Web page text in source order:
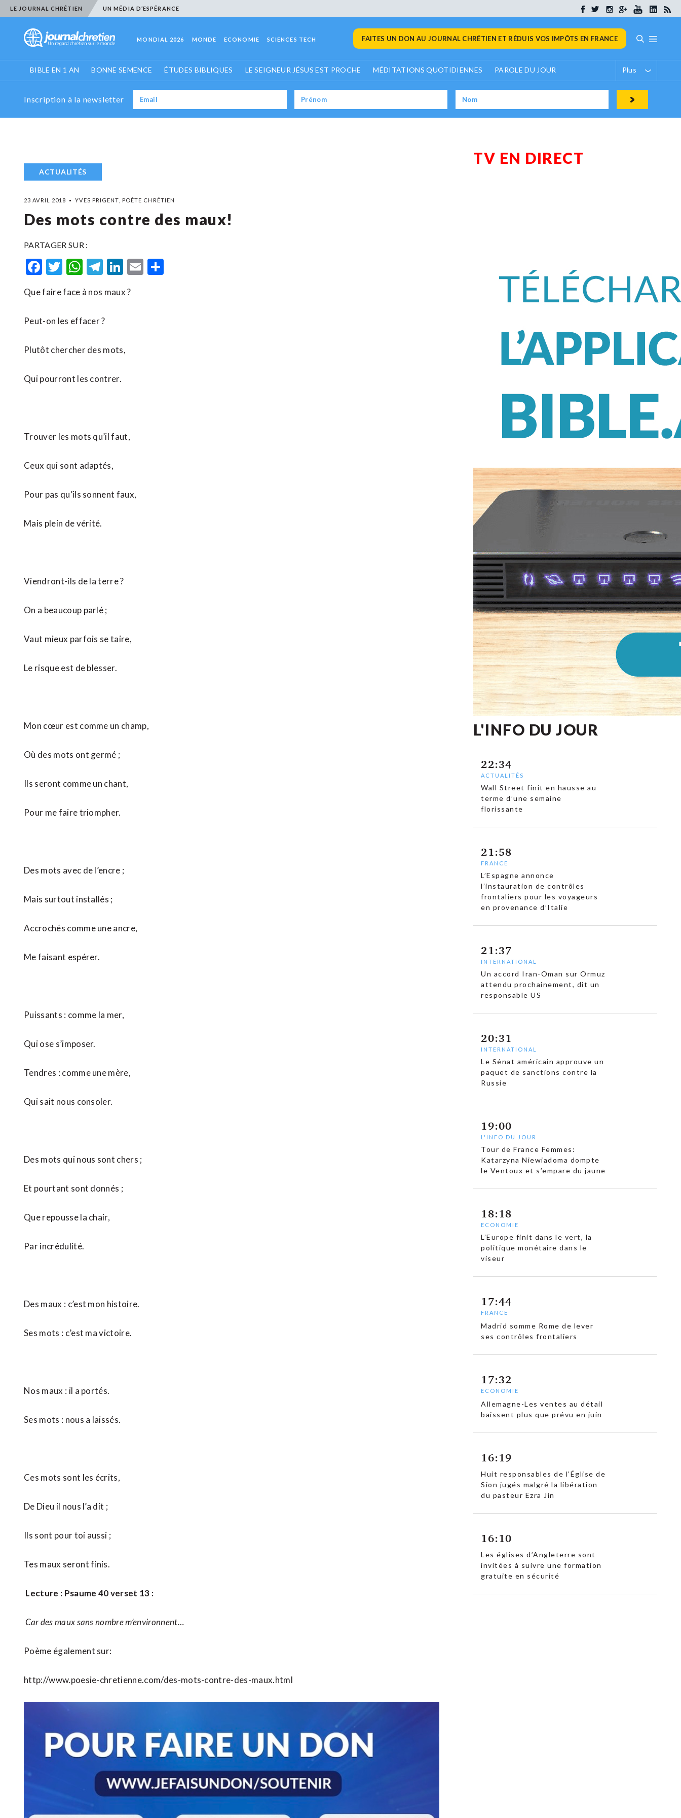
LE JOURNAL CHRÉTIEN UN MÉDIA D’ESPÉRANCE
MONDIAL 2026 MONDE ECONOMIE SCIENCES TECH FAITES UN DON AU JOURNAL CHRÉTIEN ET RÉDUIS VOS IMPÔTS EN FRANCE
BIBLE EN 1 AN BONNE SEMENCE ÉTUDES BIBLIQUES LE SEIGNEUR JÉSUS EST PROCHE MÉDITATIONS QUOTIDIENNES PAROLE DU JOUR Plus
Inscription à la newsletter
ACTUALITÉS
23 AVRIL 2018 YVES PRIGENT, POÈTE CHRÉTIEN
Des mots contre des maux!
PARTAGER SUR :
Facebook
Twitter
WhatsApp
Telegram
LinkedIn
Email
Que faire face à nos maux ?
Peut-on les effacer ?
Plutôt chercher des mots,
Qui pourront les contrer.
Trouver les mots qu’il faut,
Ceux qui sont adaptés,
Pour pas qu’ils sonnent faux,
Mais plein de vérité.
Viendront-ils de la terre ?
On a beaucoup parlé ;
Vaut mieux parfois se taire,
Le risque est de blesser.
Mon cœur est comme un champ,
Où des mots ont germé ;
Ils seront comme un chant,
Pour me faire triompher.
Des mots avec de l’encre ;
Mais surtout installés ;
Accrochés comme une ancre,
Me faisant espérer.
Puissants : comme la mer,
Qui ose s’imposer.
Tendres : comme une mère,
Qui sait nous consoler.
Des mots qui nous sont chers ;
Et pourtant sont donnés ;
Que repousse la chair,
Par incrédulité.
Des maux : c’est mon histoire.
Ses mots : c’est ma victoire.
Nos maux : il a portés.
Ses mots : nous a laissés.
Ces mots sont les écrits,
De Dieu il nous l’a dit ;
Ils sont pour toi aussi ;
Tes maux seront finis.
Lecture : Psaume 40 verset 13 :
Car des maux sans nombre m’environnent…
Poème également sur:
http://www.poesie-chretienne.com/des-mots-contre-des-maux.html
TV EN DIRECT
L'INFO DU JOUR
22:34
ACTUALITÉS
Wall Street finit en hausse au
terme d’une semaine
florissante
21:58
FRANCE
L’Espagne annonce
l’instauration de contrôles
frontaliers pour les voyageurs
en provenance d’Italie
21:37
INTERNATIONAL
Un accord Iran-Oman sur Ormuz
attendu prochainement, dit un
responsable US
20:31
INTERNATIONAL
Le Sénat américain approuve un
paquet de sanctions contre la
Russie
19:00
L'INFO DU JOUR
Tour de France Femmes:
Katarzyna Niewiadoma dompte
le Ventoux et s’empare du jaune
18:18
ECONOMIE
L’Europe finit dans le vert, la
politique monétaire dans le
viseur
17:44
FRANCE
Madrid somme Rome de lever
ses contrôles frontaliers
17:32
ECONOMIE
Allemagne-Les ventes au détail
baissent plus que prévu en juin
16:19
Huit responsables de l’Église de
Sion jugés malgré la libération
du pasteur Ezra Jin
16:10
Les églises d’Angleterre sont
invitées à suivre une formation
gratuite en sécurité